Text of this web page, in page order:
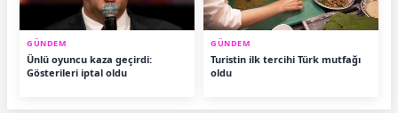
GÜNDEM
Ünlü oyuncu kaza geçirdi:
Gösterileri iptal oldu
GÜNDEM
Turistin ilk tercihi Türk mutfağı
oldu